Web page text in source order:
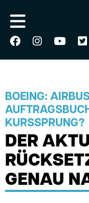
BOEING:
KURSSPRUNG?
DER
GENAU